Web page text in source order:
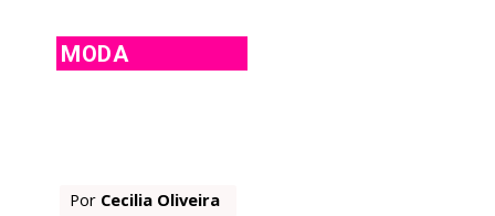
MODA
Por Cecilia Oliveira